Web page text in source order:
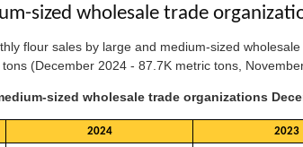
sized wholesale trade
flour sales by large and medium-sized
(December 2024 - 87.7K metric tons,
sized wholesale trade organizations
2024 2023